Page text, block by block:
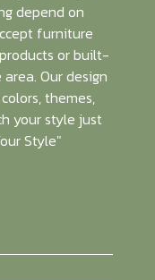
depend on
furniture
or built-
Our design
themes,
your style just
Style"